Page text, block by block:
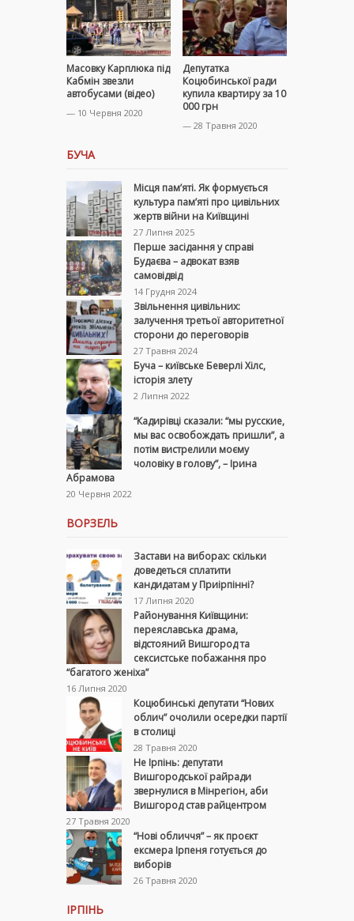
Масовку Карплюка під
Кабмін звезли
автобусами (відео)
— 10 Червня 2020
Депутатка
Коцюбинської ради
купила квартиру за 10
000 грн
— 28 Травня 2020
БУЧА
Місця пам’яті. Як формується
культура пам’яті про цивільних
жертв війни на Київщині
27 Липня 2025
Перше засідання у справі
Будаєва – адвокат взяв
самовідвід
14 Грудня 2024
Звільнення цивільних:
залучення третьої авторитетної
сторони до переговорів
27 Травня 2024
Буча – київське Беверлі Хілс,
історія злету
2 Липня 2022
“Кадирівці сказали: “мы русские,
мы вас освобождать пришли”, а
потім вистрелили моєму
чоловіку в голову”, – Ірина
Абрамова
20 Червня 2022
ВОРЗЕЛЬ
Застави на виборах: скільки
доведеться сплатити
кандидатам у Приірпінні?
17 Липня 2020
Районування Київщини:
переяславська драма,
відстояний Вишгород та
сексистське побажання про
“багатого женіха”
16 Липня 2020
Коцюбинські депутати “Нових
облич” очолили осередки партії
в столиці
28 Травня 2020
Не Ірпінь: депутати
Вишгородської райради
звернулися в Мінрегіон, аби
Вишгород став райцентром
27 Травня 2020
“Нові обличчя” – як проєкт
ексмера Ірпеня готується до
виборів
26 Травня 2020
ІРПІНЬ